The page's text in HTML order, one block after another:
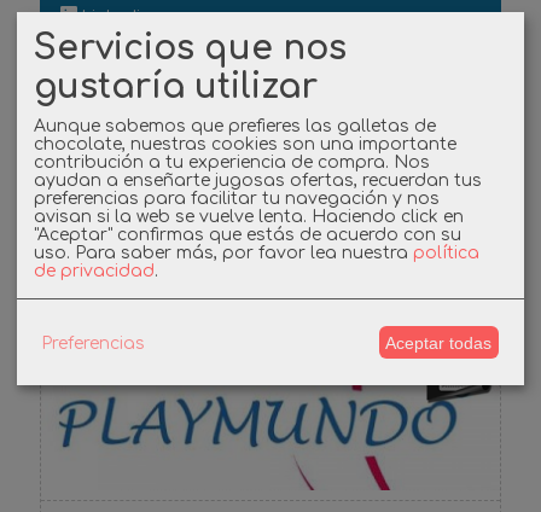
Linkedin
Instagram
Facebook
Cupones
-3%
Servicios que nos
gustaría utilizar
Aunque sabemos que prefieres las galletas de
chocolate, nuestras cookies son una importante
contribución a tu experiencia de compra. Nos
ayudan a enseñarte jugosas ofertas, recuerdan tus
preferencias para facilitar tu navegación y nos
avisan si la web se vuelve lenta. Haciendo click en
"Aceptar" confirmas que estás de acuerdo con su
uso. Para saber más, por favor lea nuestra política
de privacidad.
Preferencias Aceptar todas